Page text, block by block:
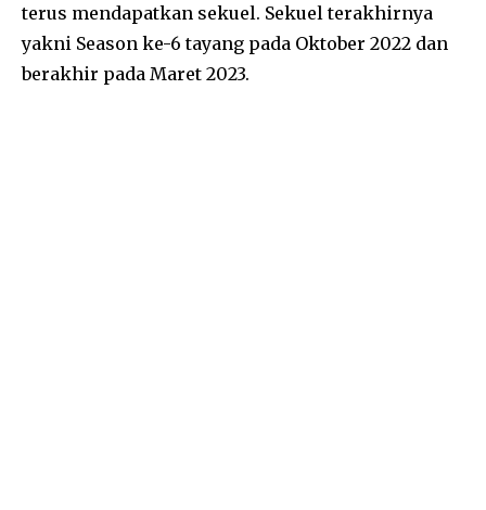
terus mendapatkan sekuel. Sekuel terakhirnya
yakni Season ke-6 tayang pada Oktober 2022 dan
berakhir pada Maret 2023.